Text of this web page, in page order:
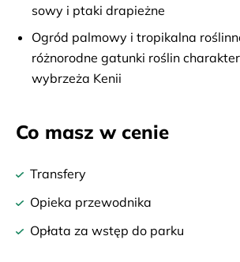
sowy i ptaki drapieżne
Ogród palmowy i tropikalna
różnorodne gatunki roślin
wybrzeża Kenii
Co masz w cenie
Transfery
Opieka przewodnika
Opłata za wstęp do parku